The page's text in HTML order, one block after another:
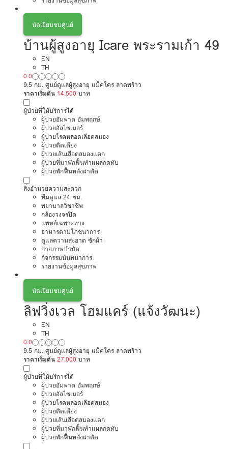
นัดเยี่ยมชมศูนย์
บ้านผู้สูงอายุ Icare พระรามเก้า 49
EN
TH
0.0
9.5 กม. ศูนย์ดูแลผู้สูงอายุ แม็คโคร ลาดพร้าว
ราคาเริ่มต้น 14,500 บาท
ผู้ป่วยที่ให้บริการได้
ผู้ป่วยอัมพาต อัมพฤกษ์
ผู้ป่วยอัลไซเมอร์
ผู้ป่วยโรคหลอดเลือดสมอง
ผู้ป่วยติดเตียง
ผู้ป่วยเส้นเลือดสมองแตก
ผู้ป่วยที่มาพักฟื้นทำแผลกดทับ
ผู้ป่วยพักฟื้นหลังผ่าตัด
สิ่งอำนวยความสะดวก
ทีมดูแล 24 ชม.
พยาบาลวิชาชีพ
กล้องวงจรปิด
แพทย์เฉพาะทาง
อาหารตามโภชนาการ
ดูแลความสะอาด ซักผ้า
กายภาพบำบัด
กิจกรรมนันทนาการ
รายงานข้อมูลสุขภาพ
นัดเยี่ยมชมศูนย์
ลิฟวิ่งเวล โฮมแคร์ (แจ้งวัฒนะ)
EN
TH
0.0
9.5 กม. ศูนย์ดูแลผู้สูงอายุ แม็คโคร ลาดพร้าว
ราคาเริ่มต้น 27,000 บาท
ผู้ป่วยที่ให้บริการได้
ผู้ป่วยอัมพาต อัมพฤกษ์
ผู้ป่วยอัลไซเมอร์
ผู้ป่วยโรคหลอดเลือดสมอง
ผู้ป่วยติดเตียง
ผู้ป่วยเส้นเลือดสมองแตก
ผู้ป่วยที่มาพักฟื้นทำแผลกดทับ
ผู้ป่วยพักฟื้นหลังผ่าตัด